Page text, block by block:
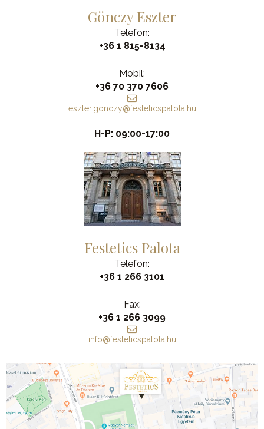
Gönczy Eszter
Telefon:
+36 1 815-8134
Mobil:
+36 70 370 7606
eszter.gonczy@festeticspalota.hu
H-P: 09:00-17:00
Festetics Palota
Telefon:
+36 1 266 3101
Fax:
+36 1 266 3099
info@festeticspalota.hu